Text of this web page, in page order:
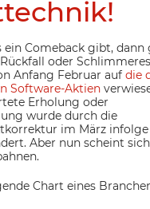
ein Comeback gibt, dann
oder
Anfang Februar auf die
Software-Aktien
Erholung oder
wurde durch die
im März infolge
Aber nun scheint
Chart eines